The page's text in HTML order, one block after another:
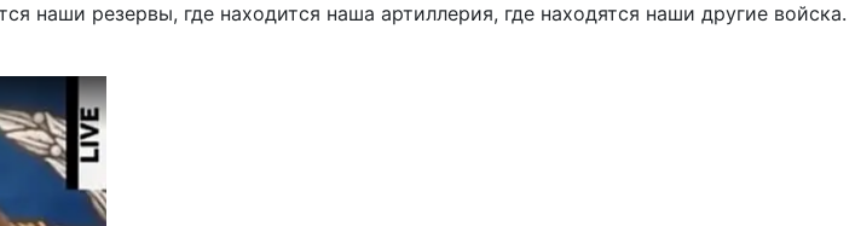
наши резервы, где находится наша артиллерия, где находятся наши другие войска.